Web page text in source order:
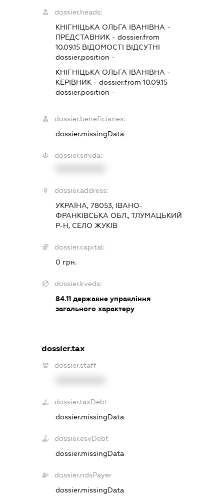
dossier.heads:
КНІГНІЦЬКА ОЛЬГА ІВАНІВНА -
ПРЕДСТАВНИК - dossier.from
10.09.15ВІДОМОСТІ ВІДСУТНІ
dossier.position -
КНІГНІЦЬКА ОЛЬГА ІВАНІВНА -
КЕРІВНИК - dossier.from 10.09.15
dossier.position -
dossier.beneficiaries:
dossier.missingData
dossier.smida:
dossier.address:
УКРАЇНА, 78053, ІВАНО-
ФРАНКІВСЬКА ОБЛ., ТЛУМАЦЬКИЙ
Р-Н, СЕЛО ЖУКІВ
dossier.capital:
0 грн.
dossier.kveds:
84.11державне управління
загального характеру
dossier.tax
dossier.staff
dossier.taxDebt
dossier.missingData
dossier.esvDebt
dossier.missingData
dossier.ndsPayer
dossier.missingData